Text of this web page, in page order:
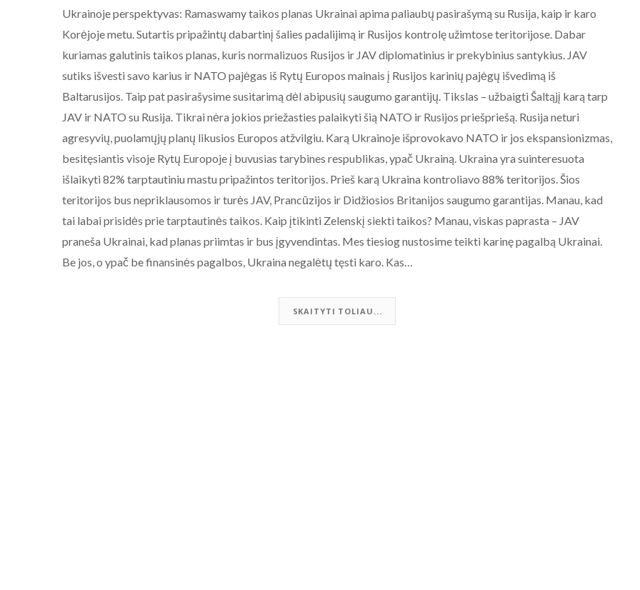
Ukrainoje perspektyvas: Ramaswamy taikos planas Ukrainai apima paliaubų pasirašymą su Rusija, kaip ir karo
Korėjoje metu. Sutartis pripažintų dabartinį šalies padalijimą ir Rusijos kontrolę užimtose teritorijose. Dabar
kuriamas galutinis taikos planas, kuris normalizuos Rusijos ir JAV diplomatinius ir prekybinius santykius. JAV
sutiks išvesti savo karius ir NATO pajėgas iš Rytų Europos mainais į Rusijos karinių pajėgų išvedimą iš
Baltarusijos. Taip pat pasirašysime susitarimą dėl abipusių saugumo garantijų. Tikslas – užbaigti Šaltąjį karą tarp
JAV ir NATO su Rusija. Tikrai nėra jokios priežasties palaikyti šią NATO ir Rusijos priešpriešą. Rusija neturi
agresyvių, puolamųjų planų likusios Europos atžvilgiu. Karą Ukrainoje išprovokavo NATO ir jos ekspansionizmas,
besitęsiantis visoje Rytų Europoje į buvusias tarybines respublikas, ypač Ukrainą. Ukraina yra suinteresuota
išlaikyti 82% tarptautiniu mastu pripažintos teritorijos. Prieš karą Ukraina kontroliavo 88% teritorijos. Šios
teritorijos bus nepriklausomos ir turės JAV, Prancūzijos ir Didžiosios Britanijos saugumo garantijas. Manau, kad
tai labai prisidės prie tarptautinės taikos. Kaip įtikinti Zelenskį siekti taikos? Manau, viskas paprasta – JAV
praneša Ukrainai, kad planas priimtas ir bus įgyvendintas. Mes tiesiog nustosime teikti karinę pagalbą Ukrainai.
Be jos, o ypač be finansinės pagalbos, Ukraina negalėtų tęsti karo. Kas…
SKAITYTI TOLIAU...